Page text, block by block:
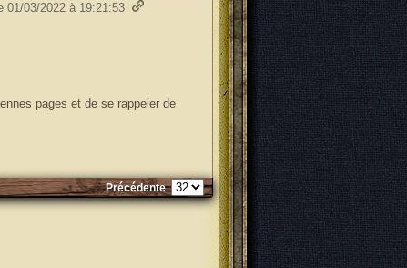
01/03/2022 à 19:21:53
pages et de se rappeler de
Précédente